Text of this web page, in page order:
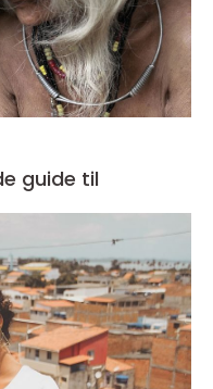
guide til